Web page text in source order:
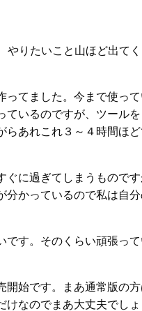
やりたいこと山ほど出て
ってました。今まで使っ
いるのですが、ツール
あれこれ３～４時間ほ
に過ぎてしまうもので
かっているので私は自
す。そのくらい頑張っ
始です。まあ通常版の
なのでまあ大丈夫でし